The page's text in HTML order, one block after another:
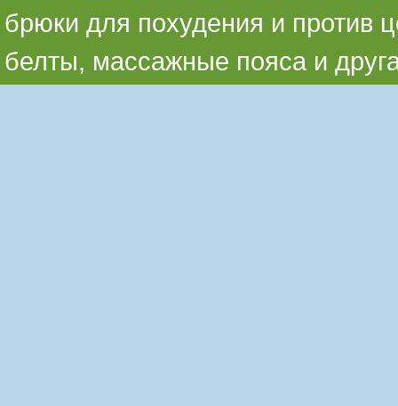
брюки для похудения и против
белты, массажные пояса и